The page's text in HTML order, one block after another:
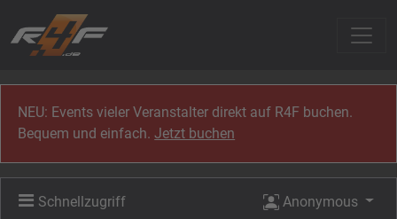
NEU: Events vieler Veranstalter direkt auf R4F buchen.
Bequem und einfach.Jetzt buchen
Schnellzugriff Anonymous